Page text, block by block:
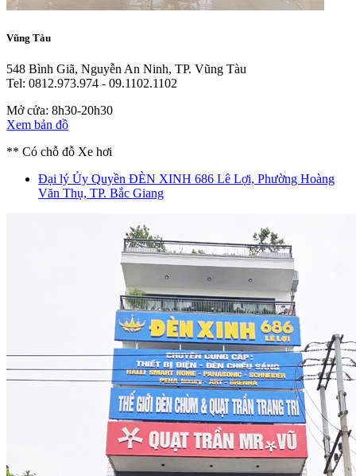
Vũng Tàu
548 Bình Giã, Nguyễn An Ninh, TP. Vũng Tàu
Tel: 0812.973.974 - 09.1102.1102
Mở cửa: 8h30-20h30
Xem bản đồ
** Có chỗ đỗ Xe hơi
Đại lý Ủy Quyền ĐÈN XINH 686 Lê Lợi, Phường Hoàng
Văn Thụ, TP. Bắc Giang